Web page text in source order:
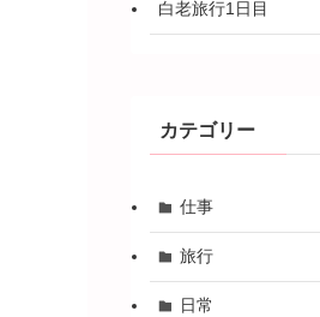
白老旅行1日目
カテゴリー
仕事
旅行
日常